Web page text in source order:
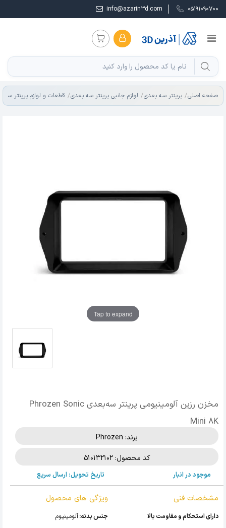
05191090700
info@azarin3d.com
صفحه اصلی پرینتر سه بعدی لوازم جانبی پرینتر سه بعدی قطعات و لوازم پرینتر سه
Tap to expand
مخزن رزین آلومینیومی پرینتر سه‌بعدی Phrozen Sonic
Mini 8K
برند: Phrozen
کد محصول: 510132102
موجود در انبار تاریخ تحویل: ارسال سریع
مشخصات فنی
دارای استحکام و مقاومت بالا
ویژگی های محصول
جنس بدنه:آلومینیوم